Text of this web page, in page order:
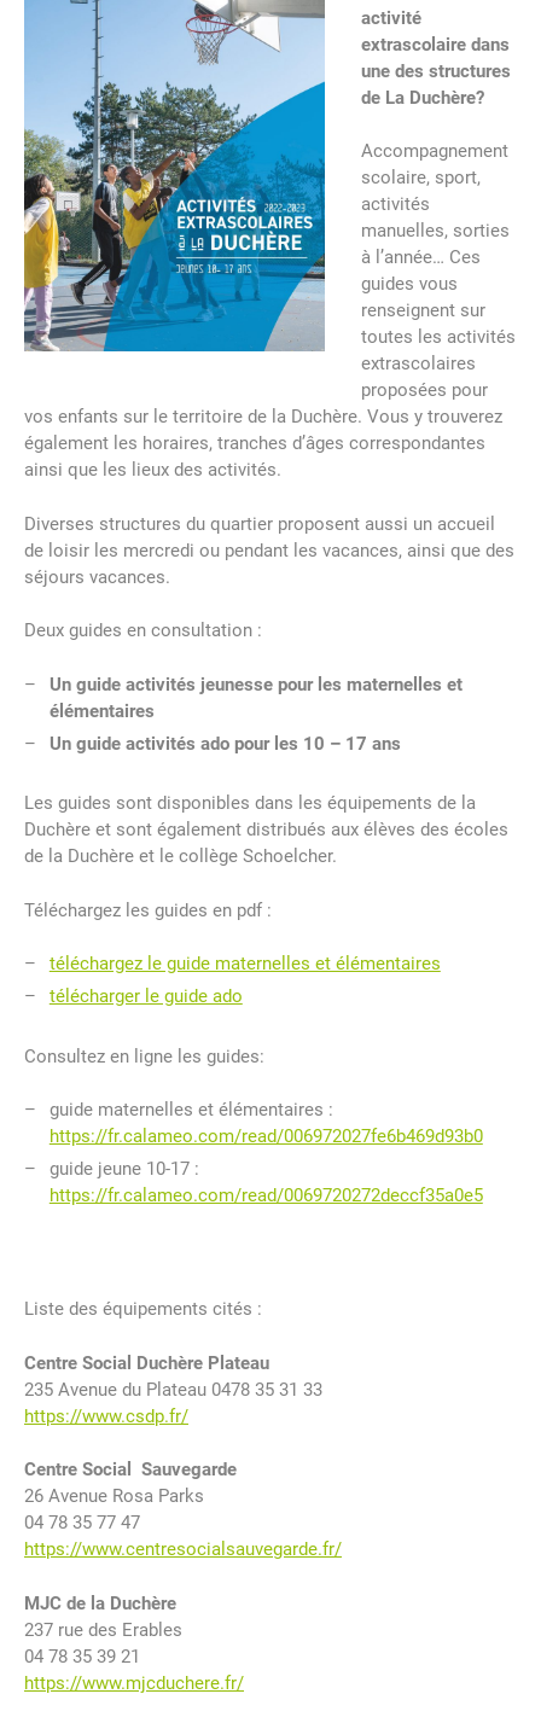
activité
extrascolaire dans
une des structures
de La Duchère?
Accompagnement
scolaire, sport,
activités
manuelles, sorties
à l’année… Ces
guides vous
renseignent sur
toutes les activités
extrascolaires
proposées pour
vos enfants sur le territoire de la Duchère. Vous y trouverez
également les horaires, tranches d’âges correspondantes
ainsi que les lieux des activités.
Diverses structures du quartier proposent aussi un accueil
de loisir les mercredi ou pendant les vacances, ainsi que des
séjours vacances.
Deux guides en consultation :
Un guide activités jeunesse pour les maternelles et
élémentaires
Un guide activités ado pour les 10 – 17 ans
Les guides sont disponibles dans les équipements de la
Duchère et sont également distribués aux élèves des écoles
de la Duchère et le collège Schoelcher.
Téléchargez les guides en pdf :
téléchargez le guide maternelles et élémentaires
télécharger le guide ado
Consultez en ligne les guides:
guide maternelles et élémentaires :
https://fr.calameo.com/read/006972027fe6b469d93b0
guide jeune 10-17 :
https://fr.calameo.com/read/0069720272deccf35a0e5
Liste des équipements cités :
Centre Social Duchère Plateau
235 Avenue du Plateau 0478 35 31 33
https://www.csdp.fr/
Centre Social Sauvegarde
26 Avenue Rosa Parks
04 78 35 77 47
https://www.centresocialsauvegarde.fr/
MJC de la Duchère
237 rue des Erables
04 78 35 39 21
https://www.mjcduchere.fr/